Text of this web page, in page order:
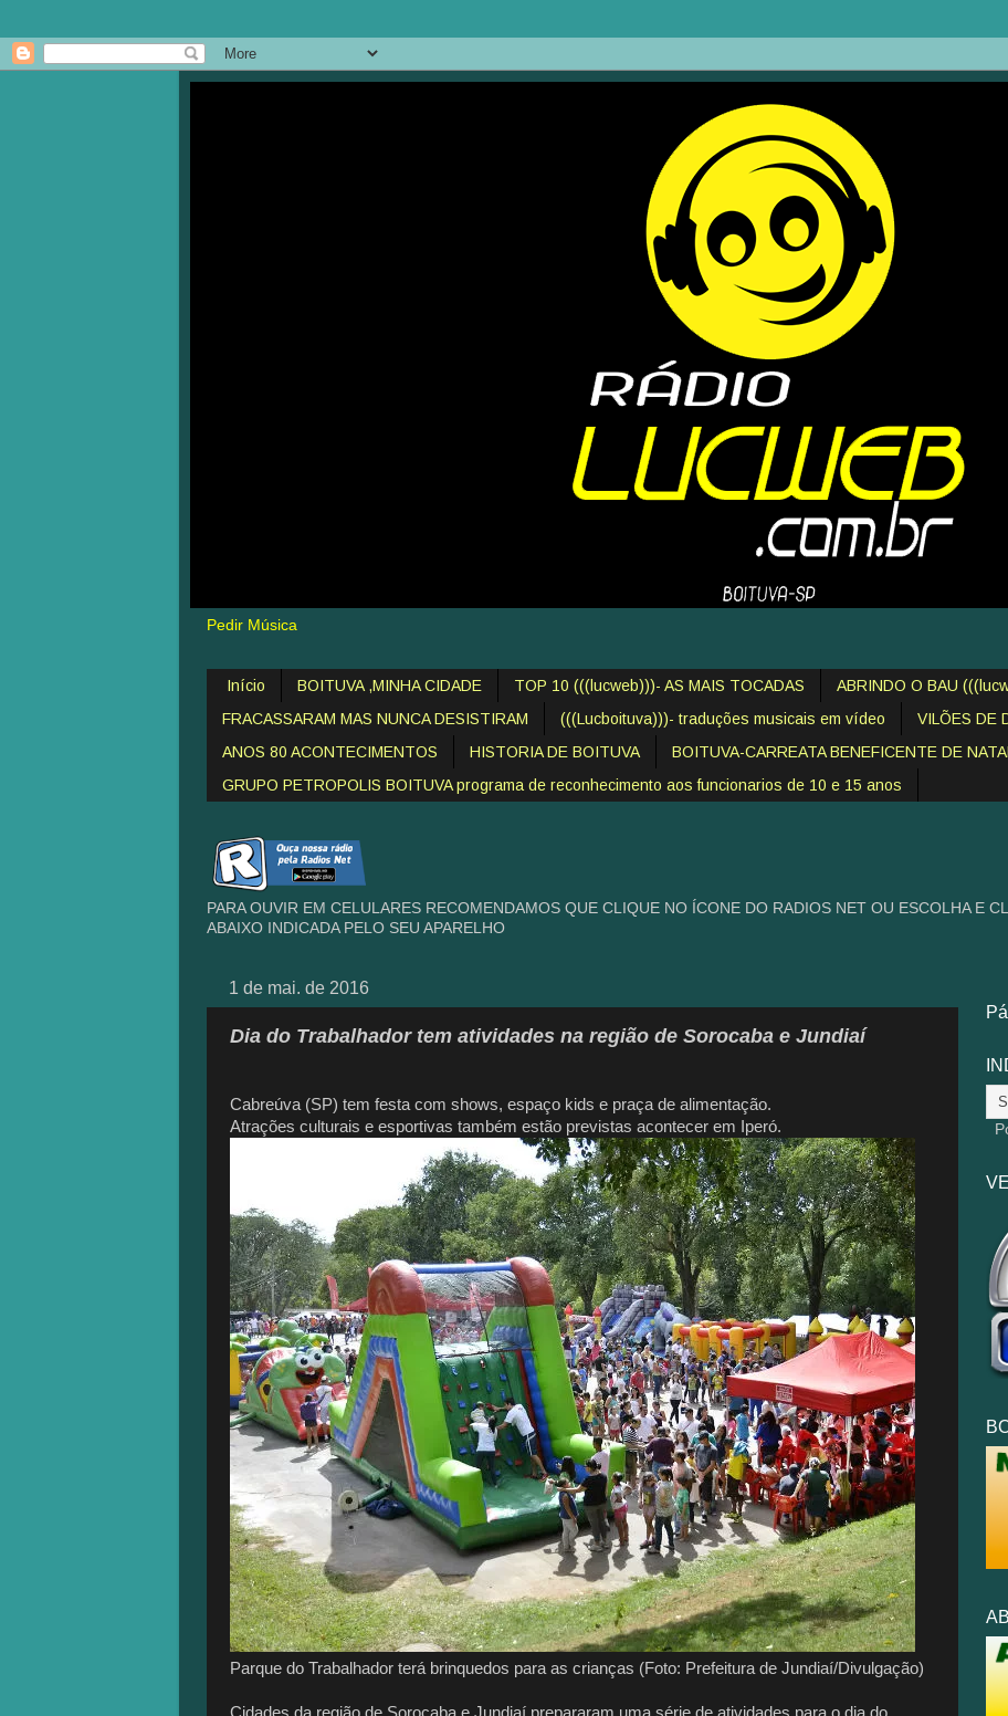
Pedir Música
Início BOITUVA ,MINHA CIDADE TOP 10 (((lucweb)))- AS MAIS TOCADAS ABRINDO O BAU
FRACASSARAM MAS NUNCA DESISTIRAM
(((Lucboituva)))- traduções musicais em vídeo
VILÕES DE
ANOS 80 ACONTECIMENTOS
HISTORIA DE BOITUVA
BOITUVA-CARREATA BENEFICENTE DE
GRUPO PETROPOLIS BOITUVA programa de reconhecimento aos funcionarios de 10 e 15 anos
PARA OUVIR EM CELULARES RECOMENDAMOS QUE CLIQUE NO ÍCONE DO RADIOS NET OU ESCOLHA E
ABAIXO INDICADA PELO SEU APARELHO
1 de mai. de 2016
Dia do Trabalhador tem atividades na região de Sorocaba e Jundiaí
Cabreúva (SP) tem festa com shows, espaço kids e praça de alimentação.
Atrações culturais e esportivas também estão previstas acontecer em Iperó.
Parque do Trabalhador terá brinquedos para as crianças (Foto: Prefeitura de Jundiaí/Divulgação)
Cidades da região de Sorocaba e Jundiaí prepararam uma série de atividades para o dia do